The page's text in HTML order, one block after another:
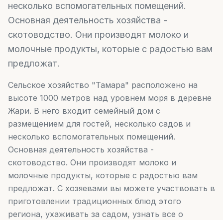
несколько вспомогательных помещений.
Основная деятельность хозяйства -
скотоводство. Они производят молоко и
молочные продукты, которые с радостью вам
предложат.
Сельское хозяйство "Тамара" расположено на
высоте 1000 метров над уровнем моря в деревне
Жари. В него входит семейный дом с
размещением для гостей, несколько садов и
несколько вспомогательных помещений.
Основная деятельность хозяйства -
скотоводство. Они производят молоко и
молочные продукты, которые с радостью вам
предложат. С хозяевами вы можете участвовать в
приготовлении традиционных блюд этого
региона, ухаживать за садом, узнать все о